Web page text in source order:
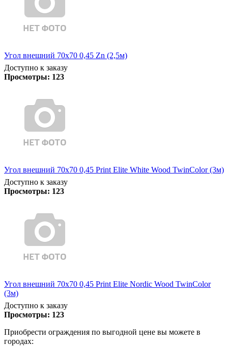
Угол внешний 70х70 0,45 Zn (2,5м)
Доступно к заказу
Просмотры: 123
Угол внешний 70х70 0,45 Print Elite White Wood TwinColor (3м)
Доступно к заказу
Просмотры: 123
Угол внешний 70х70 0,45 Print Elite Nordic Wood TwinColor
(3м)
Доступно к заказу
Просмотры: 123
Приобрести ограждения по выгодной цене вы можете в
городах: